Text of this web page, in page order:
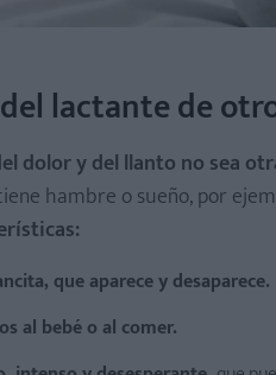
lactante de
dolor y del llanto no sea
hambre o sueño, por
que aparece y desaparece.
al bebé o al comer.